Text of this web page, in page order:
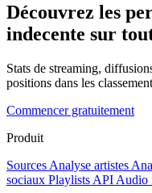
Découvrez les
indecente sur
Stats de streaming,
positions dans les
Commencer gratuitement
Produit
Sources Analyse artistes
sociaux Playlists API Audio